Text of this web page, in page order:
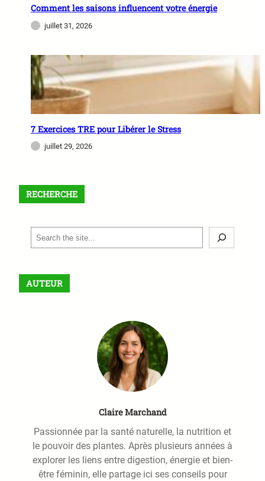
Comment les saisons influencent votre énergie
juillet 31, 2026
7 Exercices TRE pour Libérer le Stress
juillet 29, 2026
RECHERCHE
e
r
c
AUTEUR
Claire Marchand
Passionnée par la santé naturelle, la nutrition et
le pouvoir des plantes. Après plusieurs années à
explorer les liens entre digestion, énergie et bien-
être féminin, elle partage ici ses conseils pour